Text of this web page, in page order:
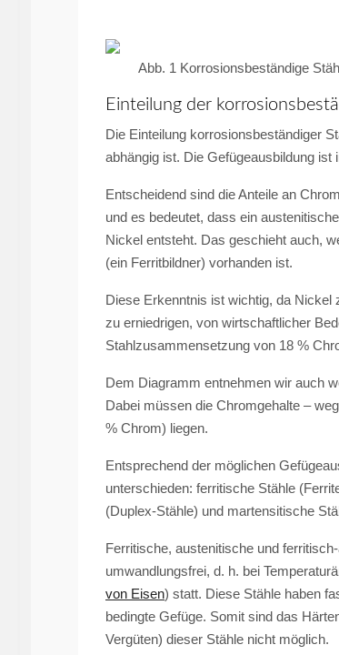
Abb. 1 Korrosionsbeständige
Einteilung der
Die Einteilung korrosionsbeständiger
abhängig ist. Die Gefügeausbildung ist
Entscheidend sind die Anteile an
und es bedeutet, dass ein
Nickel entsteht. Das geschieht auch,
(ein Ferritbildner) vorhanden ist.
Diese Erkenntnis ist wichtig, da Nickel
zu erniedrigen, von wirtschaftlicher
Stahlzusammensetzung von 18 %
Dem Diagramm entnehmen wir auch
Dabei müssen die Chromgehalte –
% Chrom) liegen.
Entsprechend der möglichen
unterschieden: ferritische Stähle
(Duplex-Stähle) und martensitische
Ferritische, austenitische und
umwandlungsfrei, d. h. bei
von Eisen) statt. Diese Stähle haben
bedingte Gefüge. Somit sind das
Vergüten) dieser Stähle nicht möglich.